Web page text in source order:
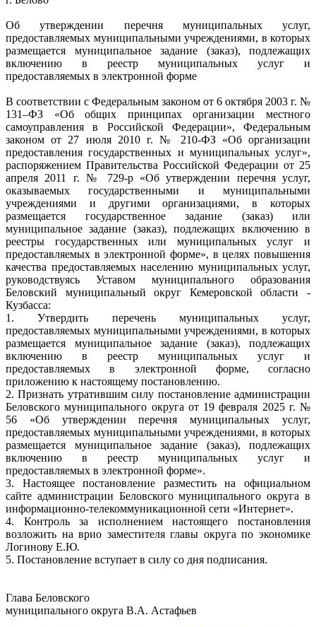
Об утверждении перечня муниципальных услуг,
предоставляемых муниципальными учреждениями, в которых
размещается муниципальное задание (заказ), подлежащих
включению в реестр муниципальных услуг и
предоставляемых в электронной форме
В соответствии с Федеральным законом от 6 октября 2003 г. №
131–ФЗ «Об общих принципах организации местного
самоуправления в Российской Федерации», Федеральным
законом от 27 июля 2010 г. № 210-ФЗ «Об организации
предоставления государственных и муниципальных услуг»,
распоряжением Правительства Российской Федерации от 25
апреля 2011 г. № 729-р «Об утверждении перечня услуг,
оказываемых государственными и муниципальными
учреждениями и другими организациями, в которых
размещается государственное задание (заказ) или
муниципальное задание (заказ), подлежащих включению в
реестры государственных или муниципальных услуг и
предоставляемых в электронной форме», в целях повышения
качества предоставляемых населению муниципальных услуг,
руководствуясь Уставом муниципального образования
Беловский муниципальный округ Кемеровской области -
Кузбасса:
1. Утвердить перечень муниципальных услуг,
предоставляемых муниципальными учреждениями, в которых
размещается муниципальное задание (заказ), подлежащих
включению в реестр муниципальных услуг и
предоставляемых в электронной форме, согласно
приложению к настоящему постановлению.
2. Признать утратившим силу постановление администрации
Беловского муниципального округа от 19 февраля 2025 г. №
56 «Об утверждении перечня муниципальных услуг,
предоставляемых муниципальными учреждениями, в которых
размещается муниципальное задание (заказ), подлежащих
включению в реестр муниципальных услуг и
предоставляемых в электронной форме».
3. Настоящее постановление разместить на официальном
сайте администрации Беловского муниципального округа в
информационно-телекоммуникационной сети «Интернет».
4. Контроль за исполнением настоящего постановления
возложить на врио заместителя главы округа по экономике
Логинову Е.Ю.
5. Постановление вступает в силу со дня подписания.
Глава Беловского
муниципального округа В.А. Астафьев